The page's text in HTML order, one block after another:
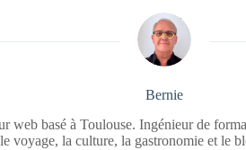
Bernie
web basé à Toulouse. Ingénieur de
voyage, la culture, la gastronomie et le